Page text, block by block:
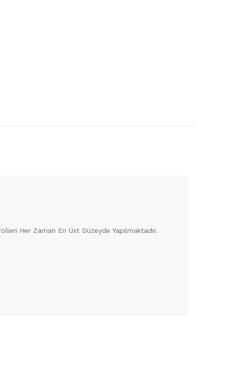
Her Zaman En Üst Düzeyde Yapılmaktadır.